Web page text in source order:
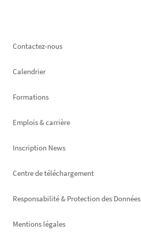
Footer
Contactez-nous
Calendrier
Formations
Emplois & carrière
Inscription News
Footer
Centre de téléchargement
Responsabilité & Protection des Données
Mentions légales